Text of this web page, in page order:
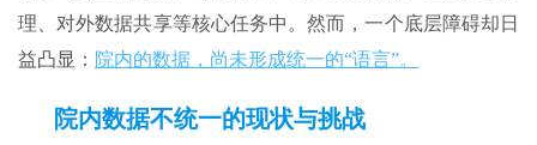
理、对外数据共享等核心任务中。然而，一个底层障碍却日
益凸显： 院内的数据，尚未形成统一的“语言”。
院内数据不统一的现状与挑战​​